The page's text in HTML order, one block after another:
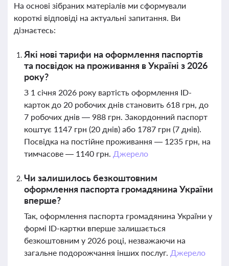
На основі зібраних матеріалів ми сформували
короткі відповіді на актуальні запитання. Ви
дізнаєтесь:
Які нові тарифи на оформлення паспортів
та посвідок на проживання в Україні з 2026
року?
З 1 січня 2026 року вартість оформлення ID-
карток до 20 робочих днів становить 618 грн, до
7 робочих днів — 988 грн. Закордонний паспорт
коштує 1147 грн (20 днів) або 1787 грн (7 днів).
Посвідка на постійне проживання — 1235 грн, на
тимчасове — 1140 грн. Джерело
Чи залишилось безкоштовним
оформлення паспорта громадянина України
вперше?
Так, оформлення паспорта громадянина України у
формі ID-картки вперше залишається
безкоштовним у 2026 році, незважаючи на
загальне подорожчання інших послуг. Джерело